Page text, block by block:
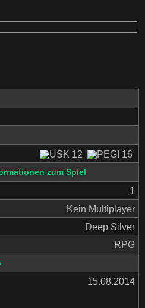
zum Spiel
1
Kein Multiplayer
Deep Silver
RPG
15.08.2014